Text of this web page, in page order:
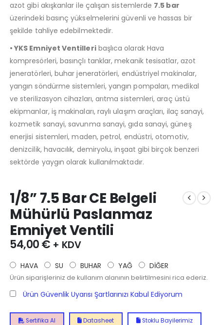
azot gibi akışkanlar ile çalışan sistemlerde 7.5 bar
üzerindeki basınç yükselmelerini güvenli ve hassas bir
şekilde tahliye edebilmektedir.
• YKS Emniyet Ventilleribaşlıca olarak Hava
kompresörleri, basınçlı tanklar, mekanik tesisatlar, azot
jeneratörleri, buhar jeneratörleri, endüstriyel makinalar,
yangın söndürme sistemleri, yangın pompaları, medikal
ve sterilizasyon cihazları, arıtma sistemleri, araç üstü
ekipmanlar, iş makinaları, raylı ulaşım araçları, ilaç sanayi,
kozmetik sanayi, savunma sanayi, gıda sanayi, güneş
enerjisi sistemleri, maden, petrol, endüstri, otomotiv,
denizcilik, havacılık, demiryolu, inşaat gibi birçok benzeri
sektörde yaygın olarak kullanılmaktadır.
1/8” 7.5 Bar CE Belgeli
Mühürlü Paslanmaz
Emniyet Ventili
54,00€ + KDV
HAVA SU BUHAR YAĞ DİĞER
Ürün siparişleriniz de kullanım alanının belirtilmesini rica ederiz.
Ürün Güvenlik Uyarısı Şartlarınızı Kabul Ediyorum
Sertifika Al Datasheet Stoklu Bayilerimiz